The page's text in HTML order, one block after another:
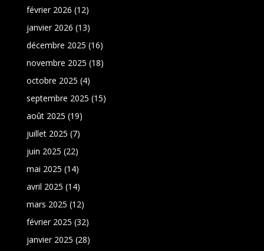
février 2026 (12)
janvier 2026 (13)
décembre 2025 (16)
novembre 2025 (18)
octobre 2025 (4)
septembre 2025 (15)
août 2025 (19)
juillet 2025 (7)
juin 2025 (22)
mai 2025 (14)
avril 2025 (14)
mars 2025 (12)
février 2025 (32)
janvier 2025 (28)